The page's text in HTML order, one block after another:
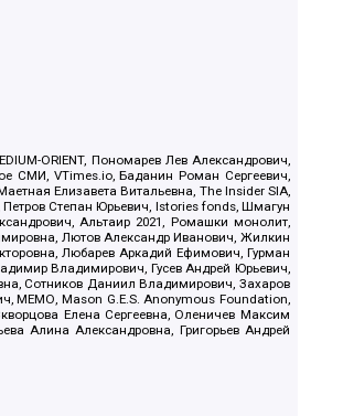
ORIENT, Пономарев Лев Александрович,
СМИ, VTimes.io, Баданин Роман Сергеевич,
Елизавета Витальевна, The Insider SIA,
Степан Юрьевич, Istories fonds, Шмагун
Альтаир 2021, Ромашки монолит,
Лютов Александр Иванович, Жилкин
Любарев Аркадий Ефимович, Гурман
Владимирович, Гусев Андрей Юрьевич,
Сотников Даниил Владимирович, Захаров
МЕМО, Mason G.E.S. Anonymous Foundation,
Елена Сергеевна, Оленичев Максим
Алина Александровна, Григорьев Андрей